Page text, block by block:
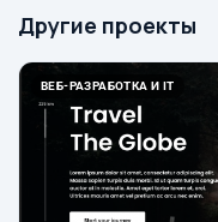
Другие проекты
ВЕБ-РАЗРАБОТКА И IT